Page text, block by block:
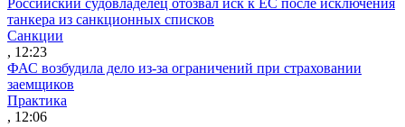
Российский судовладелец отозвал иск к ЕС после исключения
танкера из санкционных списков
Санкции
, 12:23
ФАС возбудила дело из-за ограничений при страховании
заемщиков
Практика
, 12:06